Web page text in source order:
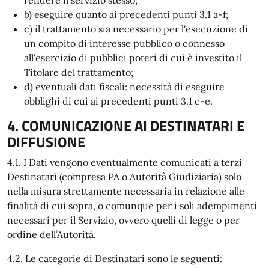
b) eseguire quanto ai precedenti punti 3.1 a-f;
c) il trattamento sia necessario per l'esecuzione di
un compito di interesse pubblico o connesso
all'esercizio di pubblici poteri di cui è investito il
Titolare del trattamento;
d) eventuali dati fiscali: necessità di eseguire
obblighi di cui ai precedenti punti 3.1 c-e.
4. COMUNICAZIONE AI DESTINATARI E
DIFFUSIONE
4.1. I Dati vengono eventualmente comunicati a terzi
Destinatari (compresa PA o Autorità Giudiziaria) solo
nella misura strettamente necessaria in relazione alle
finalità di cui sopra, o comunque per i soli adempimenti
necessari per il Servizio, ovvero quelli di legge o per
ordine dell’Autorità.
4.2. Le categorie di Destinatari sono le seguenti: